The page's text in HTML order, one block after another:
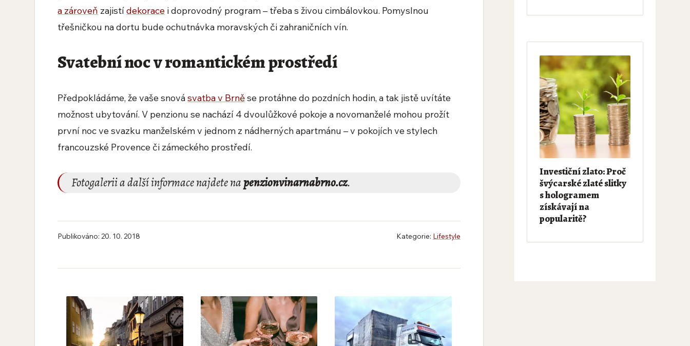
a zároveň zajistídekorace i doprovodný program – třeba s živou cimbálovkou. Pomyslnou
třešničkou na dortu bude ochutnávka moravských či zahraničních vín.
Svatební noc v romantickém prostředí
Předpokládáme, že vaše snovásvatba v Brněse protáhne do pozdních hodin, a tak jistě uvítáte
možnost ubytování. V penzionu se nachází 4 dvoulůžkové pokoje a novomanželé mohou prožít
první noc ve svazku manželském v jednom z nádherných apartmánu – v pokojích ve stylech
francouzské Provence či zámeckého prostředí.
Fotogalerii a další informace najdete napenzionvinarnabrno.cz.
Publikováno: 20. 10. 2018 Kategorie: Lifestyle
Investiční zlato: Proč
švýcarské zlaté slitky
s hologramem
získávají na
popularitě?